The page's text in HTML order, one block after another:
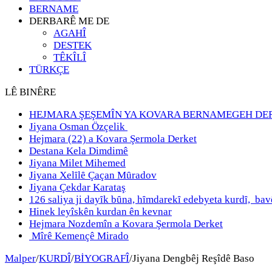
BERNAME
DERBARÊ ME DE
AGAHÎ
DESTEK
TÊKÎLÎ
TÜRKÇE
LÊ BINÊRE
HEJMARA ŞEŞEMÎN YA KOVARA BERNAMEGEH
Jiyana Osman Özçelik
Hejmara (22) a Kovara Şermola Derket
Destana Kela Dimdimê
Jiyana Milet Mihemed
Jiyana Xelȋlȇ Çaçan Mȗradov
Jiyana Çekdar Karataş
126 saliya ji dayȋk bȗna, hȋmdarekȋ edebyeta kurdȋ,
Hinek leyîskên kurdan ên kevnar
Hejmara Nozdemîn a Kovara Şermola Derket
Mîrê Kemençê Mirado
Malper/KURDÎ/BİYOGRAFÎ/Jiyana Dengbêj Reşîdê Baso